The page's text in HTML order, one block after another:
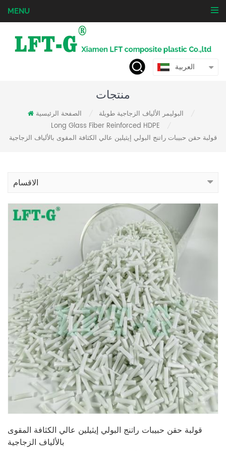
MENU
العربية
منتجات
الصفحة الرئيسية البوليمر الألياف الزجاجية طويلة
Long Glass Fiber Reinforced HDPE
قولبة حقن حبيبات راتنج البولي إيثيلين عالي الكثافة المقوى بالألياف الزجاجية
الاقسام
قولبة حقن حبيبات راتنج البولي إيثيلين عالي الكثافة المقوى
بالألياف الزجاجية